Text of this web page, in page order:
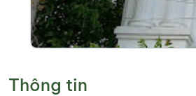
Thông tin